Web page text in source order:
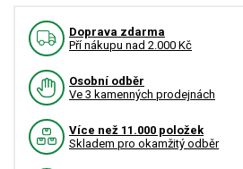
Doprava zdarma
Pří nákupu nad 2.000 Kč
Osobní odběr
Ve 3 kamenných prodejnách
Více než 11.000 položek
Skladem pro okamžitý odběr